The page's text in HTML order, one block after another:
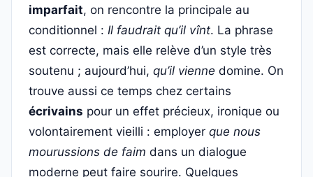
imparfait, on rencontre la principale au
conditionnel : Il faudrait qu’il vînt. La phrase
est correcte, mais elle relève d’un style très
soutenu ; aujourd’hui, qu’il vienne domine. On
trouve aussi ce temps chez certains
écrivains pour un effet précieux, ironique ou
volontairement vieilli : employer que nous
mourussions de faim dans un dialogue
moderne peut faire sourire. Quelques